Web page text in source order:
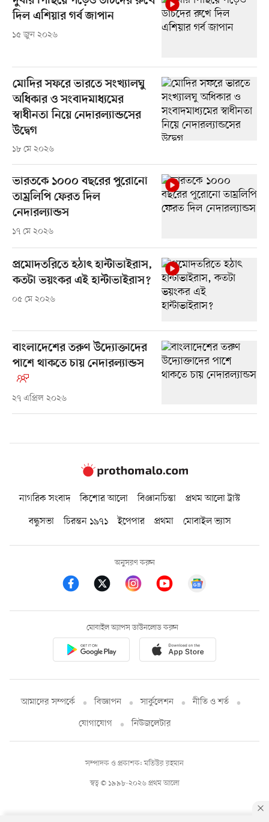
দিল এশিয়ার গর্ব জাপান
১৫ জুন ২০২৬
মোদির সফরে ভারতে সংখ্যালঘু
অধিকার ও সংবাদমাধ্যমের
স্বাধীনতা নিয়ে নেদারল্যান্ডসের
উদ্বেগ
১৮ মে ২০২৬
ভারতকে ১০০০ বছরের পুরোনো
তাম্রলিপি ফেরত দিল
নেদারল্যান্ডস
১৭ মে ২০২৬
প্রমোদতরিতে হঠাৎ হান্টাভাইরাস,
কতটা ভয়ংকর এই হান্টাভাইরাস?
০৫ মে ২০২৬
বাংলাদেশের তরুণ উদ্যোক্তাদের
পাশে থাকতে চায় নেদারল্যান্ডস
২৭ এপ্রিল ২০২৬
নাগরিক সংবাদ কিশোর আলো বিজ্ঞানচিন্তা
প্রথম আলো ট্রাস্ট
বন্ধুসভা
চিরন্তন ১৯৭১ ইপেপার প্রথমা মোবাইল ভ্যাস
অনুসরণ করুন
মোবাইল অ্যাপস ডাউনলোড করুন
আমাদের সম্পর্কে বিজ্ঞাপন সার্কুলেশন
নীতি ও শর্ত
যোগাযোগ
নিউজলেটার
স্বত্ব © ১৯৯৮-২০২৬ প্রথম আলো
সম্পাদক ও প্রকাশক: মতিউর রহমান